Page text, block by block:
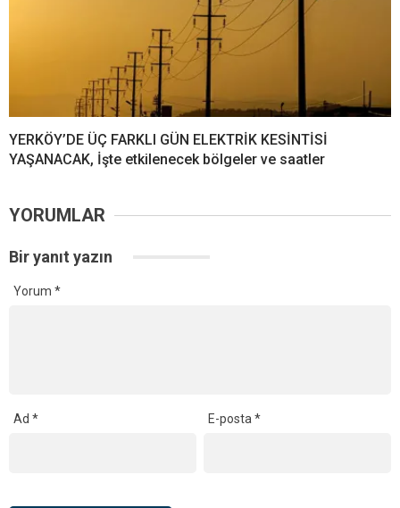
YERKÖY’DE ÜÇ FARKLI GÜN ELEKTRİK KESİNTİSİ
YAŞANACAK, İşte etkilenecek bölgeler ve saatler
YORUMLAR
Bir yanıt yazın
Yorum *
Ad * E-posta*